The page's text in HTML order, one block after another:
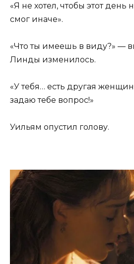
«Я не хотел, чтобы этот день
смог иначе».
«Что ты имеешь в виду?» —
Линды изменилось.
«У тебя… есть другая
задаю тебе вопрос!»
Уильям опустил голову.